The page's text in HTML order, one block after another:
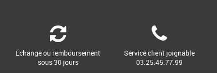
Échange ou remboursement
sous 30 jours
Service client joignable
03.25.45.77.99